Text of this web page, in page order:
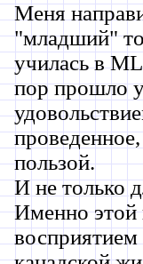
Меня
"младший"
училась в
пор прошло
пользой.
И не только
Именно этой